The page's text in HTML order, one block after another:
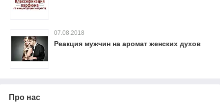
07.08.2018
Реакция мужчин на аромат женских духов
Про нас